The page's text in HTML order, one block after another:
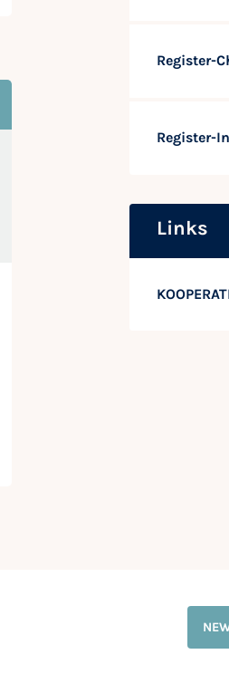
Register-
Register-
Links